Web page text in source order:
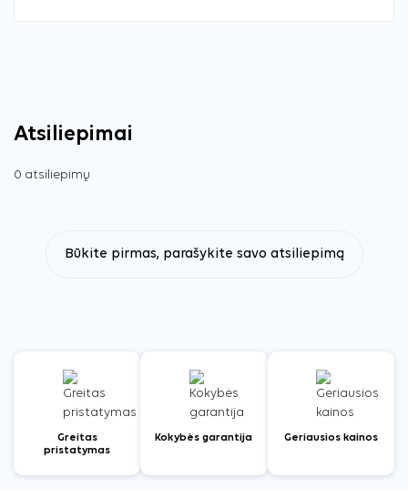
Atsiliepimai
0 atsiliepimų
Būkite pirmas, parašykite savo atsiliepimą
Greitas
pristatymas
Kokybės garantija Geriausios kainos